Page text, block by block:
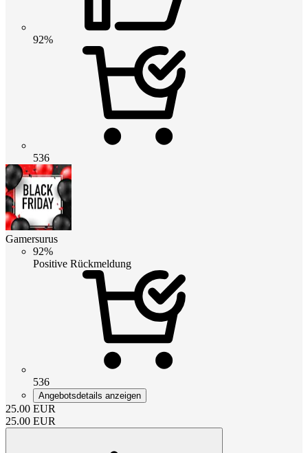
92%
536
Gamersurus
92%
Positive Rückmeldung
536
Angebotsdetails anzeigen
25.00 EUR
25.00 EUR